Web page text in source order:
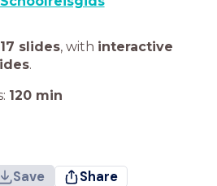
17 slides, with interactive
.
120 min
Save Share